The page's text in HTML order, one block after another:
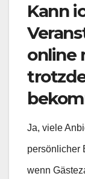
Kann
online
Ja, viele
persönlicher
wenn